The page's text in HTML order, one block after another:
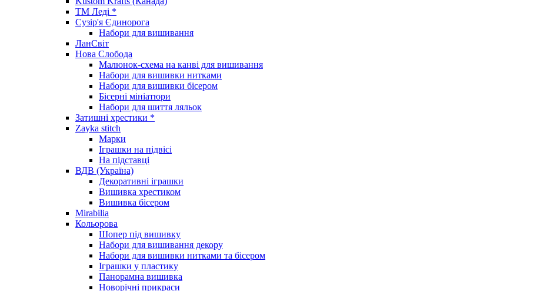
ТМ Леді *
Сузір'я Єдинорога
Набори для вишивання
ЛанСвіт
Нова Слобода
Малюнок-схема на канві для вишивання
Набори для вишивки нитками
Набори для вишивки бісером
Бісерні мініатюри
Набори для шиття ляльок
Затишні хрестики *
Zayka stitch
Марки
Іграшки на підвісі
На підставці
ВДВ (Україна)
Декоративні іграшки
Вишивка хрестиком
Вишивка бісером
Mirabilia
Кольорова
Шопер під вишивку
Набори для вишивання декору
Набори для вишивки нитками та бісером
Іграшки у пластику
Панорамна вишивка
Новорічні прикраси